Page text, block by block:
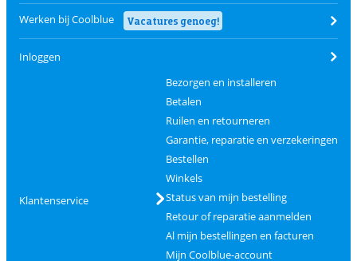
Werken bij Coolblue Vacatures genoeg!
Inloggen
Klantenservice
Bezorgen en installeren
Betalen
Ruilen en retourneren
Garantie, reparatie en verzekeringen
Bestellen
Winkels
Status van mijn bestelling
Retour of reparatie aanmelden
Al mijn bestellingen en facturen
Mijn Coolblue-account